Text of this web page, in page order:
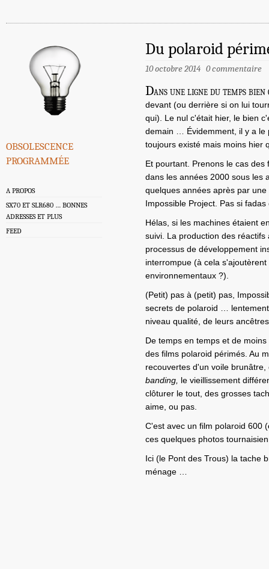
obsolescence
programmée
A PROPOS
SX70 ET SLR680 … BONNES
ADRESSES ET PLUS
FEED
Du polaroid
10 octobre 2014 0 commentaire
Dans une ligne du temps
devant (ou derrière si on lui
qui). Le nul c'était hier, le bien
demain … Évidemment, il y a le
toujours existé mais moins hier
Et pourtant. Prenons le cas
dans les années 2000 sous
quelques années après par
Impossible Project. Pas si
Hélas, si les machines étaient
suivi. La production des
processus de développement
interrompue (à cela
environnementaux ?).
(Petit) pas à (petit) pas,
secrets de polaroid …
niveau qualité, de leurs
De temps en temps et de
des films polaroid périmés. Au
recouvertes d'un voile
banding, le vieillissement
clôturer le tout, des grosses
aime, ou pas.
C'est avec un film polaroid 600
ces quelques photos
Ici (le Pont des Trous) la tache
ménage …